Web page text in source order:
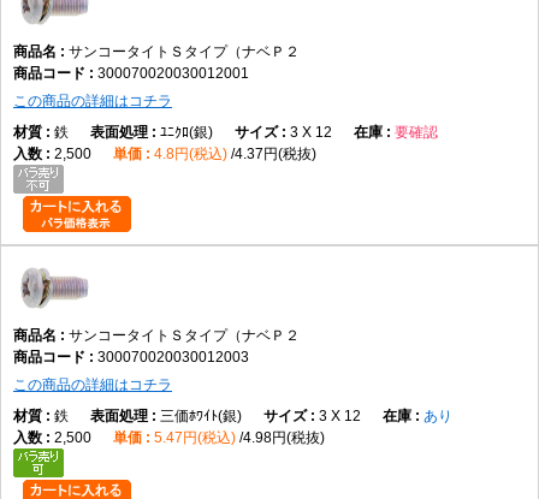
サンコータイトＳタイプ（ナベＰ２
300070020030012001
この商品の詳細はコチラ
鉄
ﾕﾆｸﾛ(銀) 3 X 12
要確認
2,500
4.8円(税込) 4.37円(税抜)
サンコータイトＳタイプ（ナベＰ２
300070020030012003
この商品の詳細はコチラ
鉄
三価ﾎﾜｲﾄ(銀) 3 X 12
あり
2,500
5.47円(税込) 4.98円(税抜)